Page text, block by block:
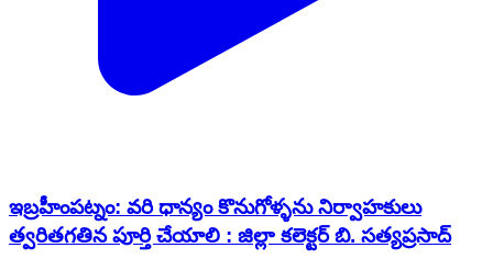
ఇబ్రహీంపట్నం: వరి ధాన్యం కొనుగోళ్ళను నిర్వాహకులు
త్వరితగతిన పూర్తి చేయాలి : జిల్లా కలెక్టర్ బి. సత్యప్రసాద్